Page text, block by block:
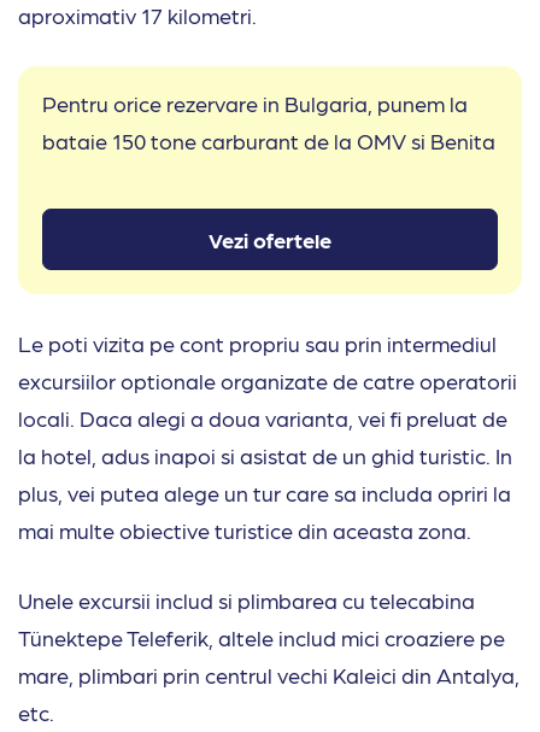
aproximativ 17 kilometri.
Pentru orice rezervare in Bulgaria, punem la
bataie 150 tone carburant de la OMV si Benita
Vezi ofertele
Le poti vizita pe cont propriu sau prin intermediul
excursiilor optionale organizate de catre operatorii
locali. Daca alegi a doua varianta, vei fi preluat de
la hotel, adus inapoi si asistat de un ghid turistic. In
plus, vei putea alege un tur care sa includa opriri la
mai multe obiective turistice din aceasta zona.
Unele excursii includ si plimbarea cu telecabina
Tünektepe Teleferik, altele includ mici croaziere pe
mare, plimbari prin centrul vechi Kaleici din Antalya,
etc.